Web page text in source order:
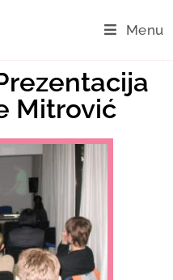
Menu
Mitrović